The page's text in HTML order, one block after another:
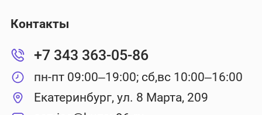
Контакты
+7 343 363-05-86
пн-пт 09:00–19:00; сб,вс 10:00–16:00
Екатеринбург, ул. 8 Марта, 209